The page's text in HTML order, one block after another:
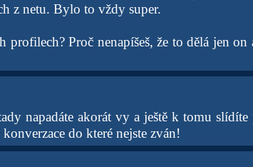
z netu. Bylo to vždy super.
profilech? Proč nenapíšeš, že to dělá jen
napadáte akorát vy a ještě k tomu
do které nejste zván!